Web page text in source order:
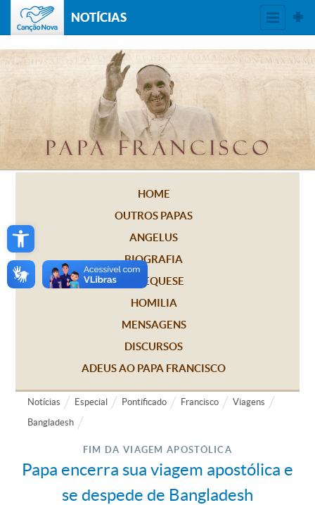
Open toolbar
NOTÍCIAS
HOME
OUTROS PAPAS
ANGELUS
BIOGRAFIA
CATEQUESE
HOMILIA
MENSAGENS
DISCURSOS
ADEUS AO PAPA FRANCISCO
Notícias Especial Pontificado Francisco
Viagens
Bangladesh
FIM DA VIAGEM APOSTÓLICA
Papa encerra sua viagem apostólica e
se despede de Bangladesh